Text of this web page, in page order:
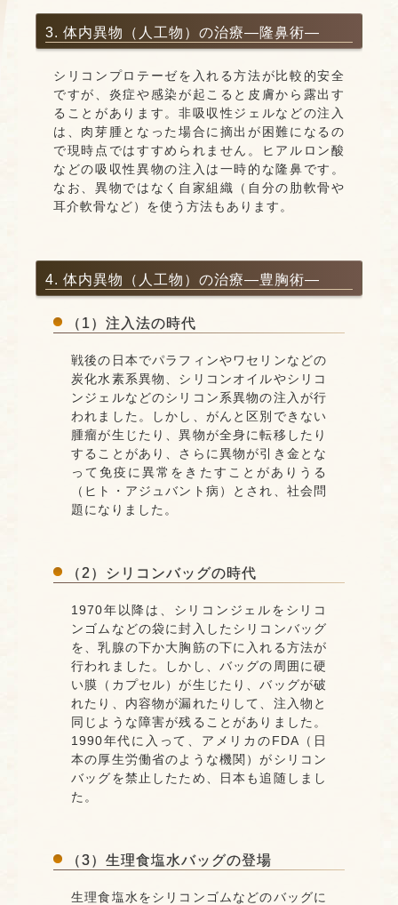
3. 体内異物（人工物）の治療―隆鼻術―
シリコンプロテーゼを入れる方法が比較的安全
ですが、炎症や感染が起こると皮膚から露出す
ることがあります。非吸収性ジェルなどの注入
は、肉芽腫となった場合に摘出が困難になるの
で現時点ではすすめられません。ヒアルロン酸
などの吸収性異物の注入は一時的な隆鼻です。
なお、異物ではなく自家組織（自分の肋軟骨や
耳介軟骨など）を使う方法もあります。
4. 体内異物（人工物）の治療―豊胸術―
（1）注入法の時代
戦後の日本でパラフィンやワセリンなどの
炭化水素系異物、シリコンオイルやシリコ
ンジェルなどのシリコン系異物の注入が行
われました。しかし、がんと区別できない
腫瘤が生じたり、異物が全身に転移したり
することがあり、さらに異物が引き金とな
って免疫に異常をきたすことがありうる
（ヒト・アジュバント病）とされ、社会問
題になりました。
（2）シリコンバッグの時代
1970年以降は、シリコンジェルをシリコ
ンゴムなどの袋に封入したシリコンバッグ
を、乳腺の下か大胸筋の下に入れる方法が
行われました。しかし、バッグの周囲に硬
い膜（カプセル）が生じたり、バッグが破
れたり、内容物が漏れたりして、注入物と
同じような障害が残ることがありました。
1990年代に入って、アメリカのFDA（日
本の厚生労働省のような機関）がシリコン
バッグを禁止したため、日本も追随しまし
た。
（3）生理食塩水バッグの登場
生理食塩水をシリコンゴムなどのバッグに